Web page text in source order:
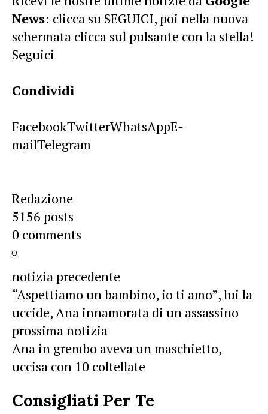
News: clicca su SEGUICI, poi nella nuova
schermata clicca sul pulsante con la stella!
Seguici
Condividi
FacebookTwitterWhatsAppE-
mailTelegram
Redazione
5156 posts
0 comments
notizia precedente
“Aspettiamo un bambino, io ti amo”, lui la
uccide, Ana innamorata di un assassino
prossima notizia
Ana in grembo aveva un maschietto,
uccisa con 10 coltellate
Consigliati Per Te